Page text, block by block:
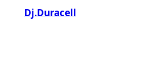
Dj.Duracell